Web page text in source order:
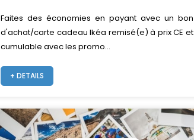
Faites des économies en payant avec un bon
d'achat/carte cadeau Ikéa remisé(e) à prix CE et
cumulable avec les promo...
+ DETAILS